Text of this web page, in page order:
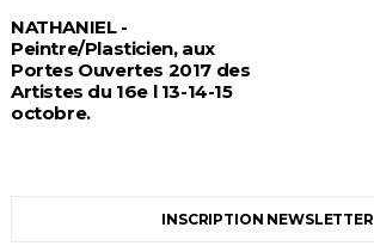
NATHANIEL -
Peintre/Plasticien, aux
Portes Ouvertes 2017 des
Artistes du 16e l 13-14-15
octobre.
INSCRIPTION NEWSLETTER